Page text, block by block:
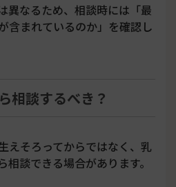
異なるため、相談時には「最
含まれているのか」を確認し
相談するべき？
えそろってからではなく、乳
談できる場合があります。